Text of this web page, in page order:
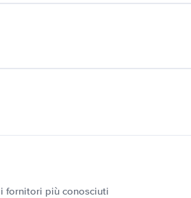
fornitori più conosciuti